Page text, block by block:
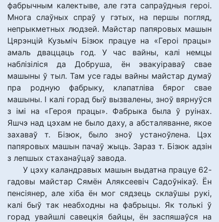
фабрычным калектыве, але гэта сапраўдныя героі.
Многа слаўных спраў у гэтых, на першы погляд,
непрыкметных людзей. Майстар папяровых машын
Цярэнцій Кузьміч Бізюк працуе на «Героі працы»
амаль дваццаць год. У час вайны, калі немцы
наблізіліся да Добруша, ён эвакуіраваў свае
машыны ў тыл. Там усе гады вайны майстар думаў
пра родную фабрыку, клапатліва бярог свае
машыны. І калі горад быў вызвалены, зноў вярнуўся
з імі на «Героя працы». Фабрыка была ў руінах.
Яшчэ над цэхам не было даху, а абсталяванне, якое
захаваў т. Бізюк, было зноў устаноўлена. Цэх
папяровых машын пачаў жыць. Зараз т. Бізюк адзін
з лепшых стаханаўцаў завода.
У цэху каландравых машын выдатна працуе 62-
гадовы майстар Сямён Аляксеевіч Садоўнікаў. Ён
пенсіянер, але хіба ён мог сядзець склаўшы рукі,
калі быў так неабходны на фабрыцы. Як толькі ў
горад увайшлі савецкія байцы, ён заспяшаўся на